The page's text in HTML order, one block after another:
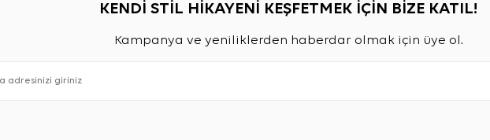
KENDİ STİL HİKAYENİ KEŞFETMEK İÇİN BİZE KATIL!
Kampanya ve yeniliklerden haberdar olmak için üye ol.